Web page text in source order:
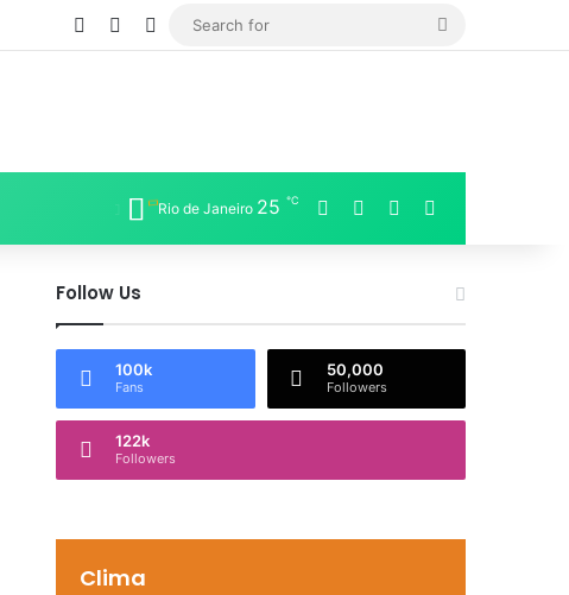
Log InSidebarSwitch skin
Search
Rio de Janeiro 25 ℃ Facebook LinkedIn
Follow Us
100k
Fans
50,000
Followers
122k
Followers
Clima